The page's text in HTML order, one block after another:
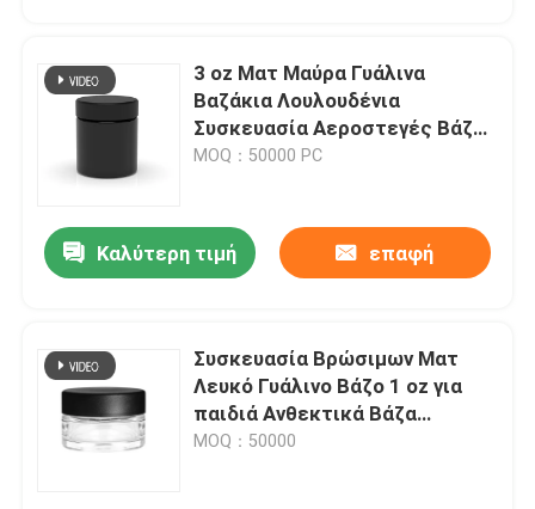
3 oz Ματ Μαύρα Γυάλινα
Βαζάκια Λουλουδένια
Συσκευασία Αεροστεγές Βάζες
με Προστασία της Οσμής
MOQ：50000 PC
Καλύτερη τιμή επαφή
Συσκευασία Βρώσιμων Ματ
Λευκό Γυάλινο Βάζο 1 oz για
παιδιά Ανθεκτικά Βάζα
Συσκευασία λουλουδιών
MOQ：50000